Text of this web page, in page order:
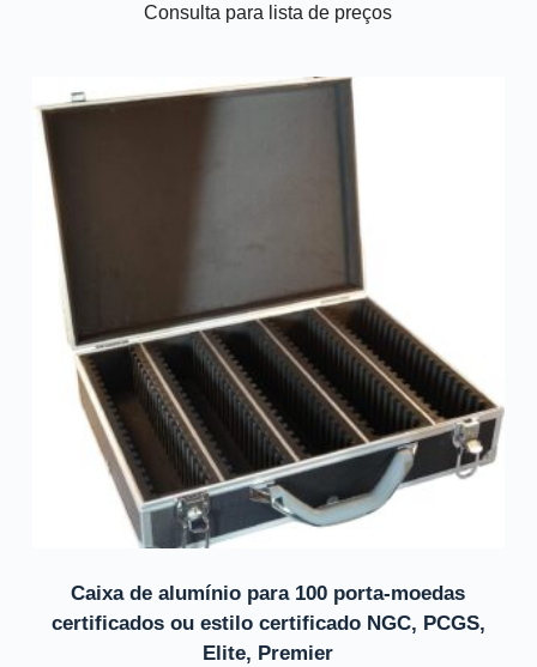
Consulta para lista de preços
Caixa de alumínio para 100 porta-moedas
certificados ou estilo certificado NGC, PCGS,
Elite, Premier